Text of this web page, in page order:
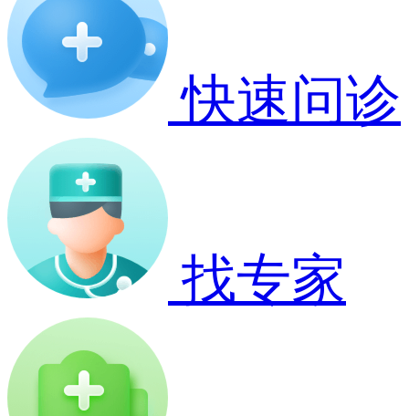
快速问诊
找专家